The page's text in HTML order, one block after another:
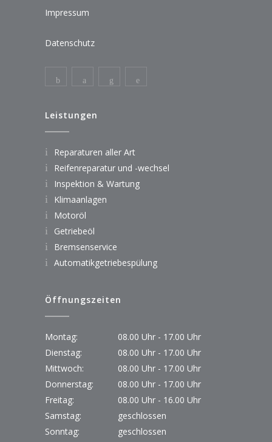
Impressum
Datenschutz
Leistungen
Reparaturen aller Art
Reifenreparatur und -wechsel
Inspektion & Wartung
Klimaanlagen
Motoröl
Getriebeöl
Bremsenservice
Automatikgetriebespülung
Öffnungszeiten
Montag:
08.00 Uhr - 17.00 Uhr
Dienstag:
08.00 Uhr - 17.00 Uhr
Mittwoch:
08.00 Uhr - 17.00 Uhr
Donnerstag:
08.00 Uhr - 17.00 Uhr
Freitag:
08.00 Uhr - 16.00 Uhr
Samstag:
geschlossen
Sonntag:
geschlossen